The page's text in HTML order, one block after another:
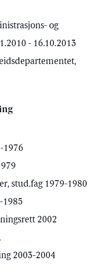
og
- 16.10.2013
1976
stud.fag 1979-1980
1985
2002
2003-2004